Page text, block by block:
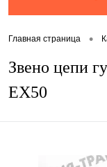
Главная страница •
Звено цепи
EX50